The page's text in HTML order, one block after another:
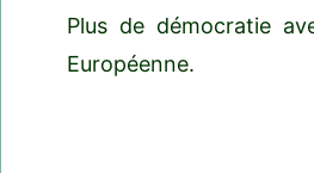
Plus de démocratie
Européenne.